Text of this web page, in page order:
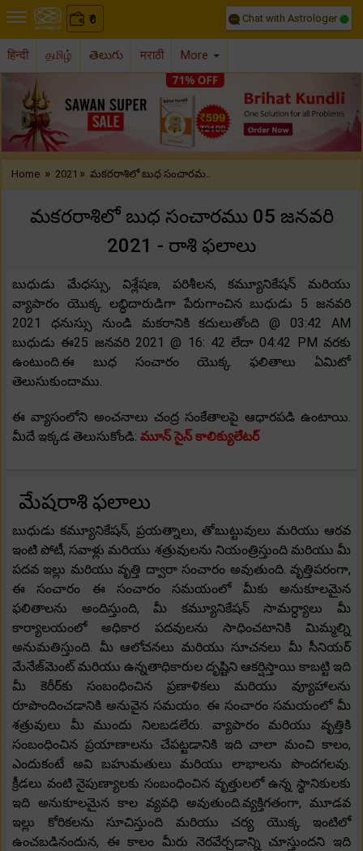
₹
0 Chat with Astrologer
हिन्दी தமிழ் తెలుగు मराठी More
Previous
Home » 2021 » మకరరాశిలో బుధ సంచారమ..
మకరరాశిలో బుధ సంచారము 05 జనవరి
2021 - రాశి ఫలాలు
బుధుడు మేధస్సు, విశ్లేషణ, పరిశీలన, కమ్యూనికేషన్ మరియు
వ్యాపారం యొక్క లబ్ధిదారుడిగా పేరుగాంచిన బుధుడు 5 జనవరి
2021 ధనుస్సు నుండి మకరానికి కదులుతోంది @ 03:42 AM
బుధుడు ఈ25 జనవరి 2021 @ 16: 42 లేదా 04:42 PM వరకు
ఉంటుంది.ఈ బుధ సంచారం యొక్క ఫలితాలు ఏమిటో
తెలుసుకుందాము.
ఈ వ్యాసంలోని అంచనాలు చంద్ర సంకేతాలపై ఆధారపడి ఉంటాయి.
మీదే ఇక్కడ తెలుసుకోండి: మూన్ సైన్ కాలిక్యులేటర్
మేషరాశి ఫలాలు
బుధుడు కమ్యూనికేషన్, ప్రయత్నాలు, తోబుట్టువులు మరియు ఆరవ
ఇంటి పోటీ, సవాళ్లు మరియు శత్రువులను నియంత్రిస్తుంది మరియు మీ
పదవ ఇల్లు మరియు వృత్తి ద్వారా సంచారం అవుతుంది. వృత్తిపరంగా,
ఈ సంచారం ఈ సంచారం సమయంలో మీకు అనుకూలమైన
ఫలితాలను అందిస్తుంది, మీ కమ్యూనికేషన్ సామర్ధ్యాలు మీ
కార్యాలయంలో అధికార పదవులను సాధించటానికి మిమ్మల్ని
అనుమతిస్తుంది. మీ ఆలోచనలు మరియు సూచనలు మీ సీనియర్
మేనేజ్‌మెంట్ మరియు ఉన్నతాధికారుల దృష్టిని ఆకర్షిస్తాయి కాబట్టి ఇది
మీ కెరీర్‌కు సంబంధించిన ప్రణాళికలు మరియు వ్యూహాలను
రూపొందించడానికి అనువైన సమయం. ఈ సంచారం సమయంలో మీ
శత్రువులు మీ ముందు నిలబడలేరు. వ్యాపారం మరియు వృత్తికి
సంబంధించిన ప్రయాణాలను చేపట్టడానికి ఇది చాలా మంచి కాలం,
ఎందుకంటే అవి బహుమతులు మరియు లాభాలను పొందగలవు.
క్రీడలు వంటి నైపుణ్యాలకు సంబంధించిన వృత్తులలో ఉన్న స్థానికులకు
ఇది అనుకూలమైన కాల వ్యవధి అవుతుంది.వ్యక్తిగతంగా, మూడవ
ఇల్లు కోరికలను సూచిస్తుంది మరియు చర్య యొక్క ఇంటిలో
ఉంచబడినందున, ఈ కాలం మీరు నెరవేర్చడాన్ని చూస్తుందని ఇది